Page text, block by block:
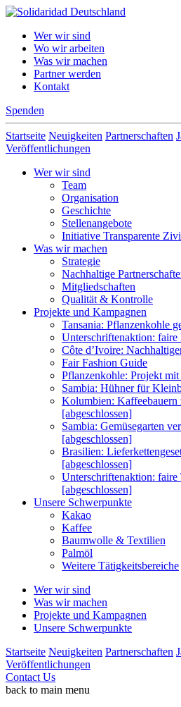
Skip
content
Solidaridad Deutschland
Wer wir sind
Wo wir arbeiten
Was wir machen
Partner werden
Kontakt
Spenden
Startseite Neuigkeiten Partnerschaften
Veröffentlichungen
Wer wir sind
Team
Organisation
Geschichte
Stellenangebote
Initiative Transparente
Was wir machen
Strategie
Nachhaltige
Mitgliedschaften
Qualität & Kontrolle
Projekte und Kampagnen
Tansania: Pflanzenkohle
Unterschriftenaktion: faire
Côte d’Ivoire:
Fair Fashion Guide
Pflanzenkohle: Projekt
Sambia: Hühner für
Kolumbien: Kaffeebauern
[abgeschlossen]
Sambia: Gemüsegarten
[abgeschlossen]
Brasilien:
[abgeschlossen]
Unterschriftenaktion:
[abgeschlossen]
Unsere Schwerpunkte
Kakao
Kaffee
Baumwolle & Textilien
Palmöl
Weitere Tätigkeitsbereiche
Wer wir sind
Was wir machen
Projekte und Kampagnen
Unsere Schwerpunkte
Startseite Neuigkeiten Partnerschaften
Veröffentlichungen
Contact Us
back to main menu